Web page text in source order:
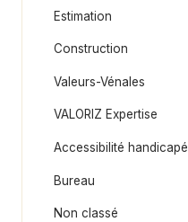
Estimation
Construction
Valeurs-Vénales
VALORIZ Expertise
Accessibilité handicapé
Bureau
Non classé